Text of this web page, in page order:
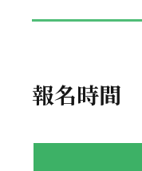
報名時間